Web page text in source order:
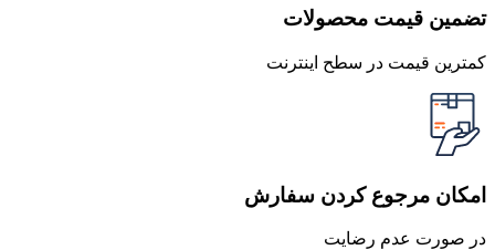
تضمین قیمت محصولات
کمترین قیمت در سطح اینترنت
امکان مرجوع کردن سفارش
در صورت عدم رضایت